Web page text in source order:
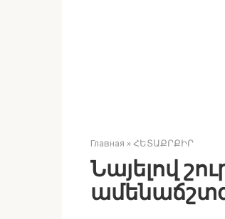
Главная » ՀԵՏԱՔՐՔԻՐ
Նայելով